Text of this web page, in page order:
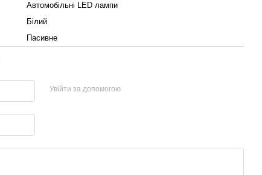
Автомобільні LED лампи
Білий
Пасивне
Увійти за допомогою